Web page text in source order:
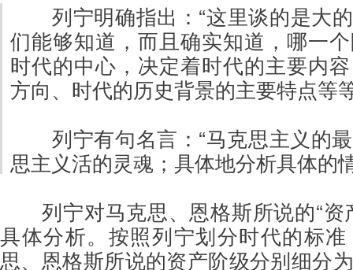
列宁明确指出：“这里谈的是
们能够知道，而且确实知道，哪一
时代的中心，决定着时代的主要内
方向、时代的历史背景的主要特点等
列宁有句名言：“马克思主义的
思主义活的灵魂；具体地分析具体的
列宁对马克思、恩格斯所说的“资
具体分析。按照列宁划分时代的标
思、恩格斯所说的资产阶级分别细分